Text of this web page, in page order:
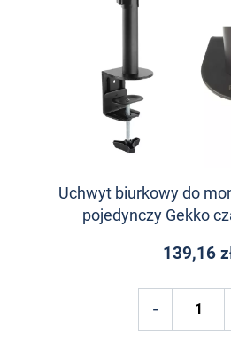
Uchwyt biurkowy do
pojedynczy Gekko
139,16